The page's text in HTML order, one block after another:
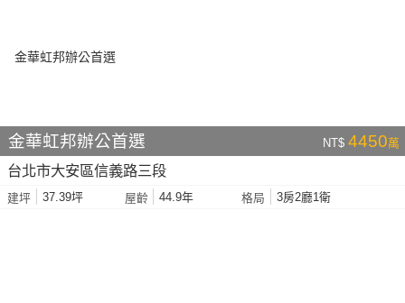
金華虹邦辦公首選 NT$ 4450萬
台北市大安區信義路三段
建坪 37.39坪 屋齡 44.9年 格局 3房2廳1衛